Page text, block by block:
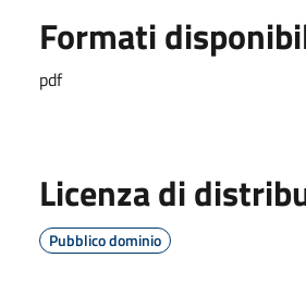
Formati
pdf
Licenza di
Pubblico dominio